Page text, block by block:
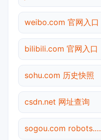
weibo.com 官网入口
bilibili.com 官网入口
sohu.com 历史快照
csdn.net 网址查询
sogou.com robots.txt检测